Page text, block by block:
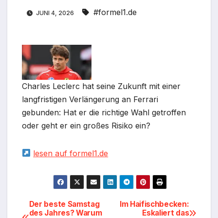
JUNI 4, 2026 #formel1.de
Charles Leclerc hat seine Zukunft mit einer
langfristigen Verlängerung an Ferrari
gebunden: Hat er die richtige Wahl getroffen
oder geht er ein großes Risiko ein?
lesen auf formel1.de
Beitragsnavigation
Im Haifischbecken:
Eskaliert das
Der beste Samstag
des Jahres? Warum